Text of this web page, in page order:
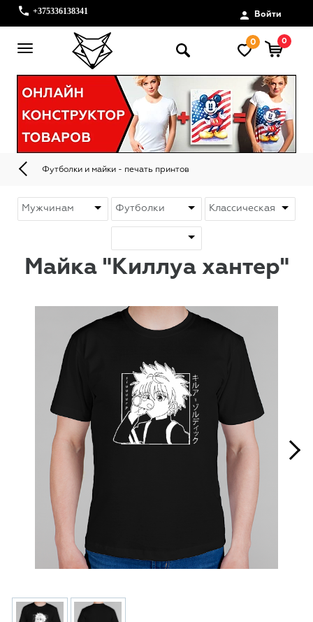
+375336138341 Войти
0 0
Футболки и майки - печать принтов
Майка "Киллуа хантер"